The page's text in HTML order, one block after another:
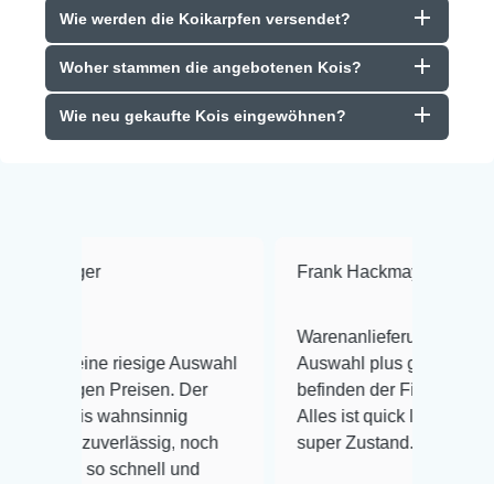
Wie werden die Koikarpfen versendet?
Woher stammen die angebotenen Kois?
Wie neu gekaufte Kois eingewöhnen?
riesige Auswahl
Preisen. Der
noch
schnell und
Frank Hackmayer ★★★★
Warenanlieferung Top und die
Auswahl plus gesundheitliches
befinden der Fische einwandfrei.
Alles ist quick lebendig und im
super Zustand. Gerne wieder 😃